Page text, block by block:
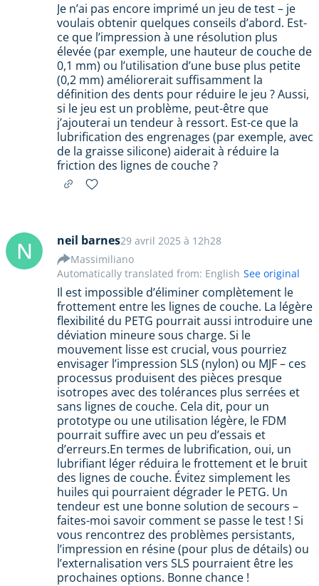
Je n’ai pas encore imprimé un jeu de test – je
voulais obtenir quelques conseils d’abord. Est-
ce que l’impression à une résolution plus
élevée (par exemple, une hauteur de couche de
0,1 mm) ou l’utilisation d’une buse plus petite
(0,2 mm) améliorerait suffisamment la
définition des dents pour réduire le jeu ? Aussi,
si le jeu est un problème, peut-être que
j’ajouterai un tendeur à ressort. Est-ce que la
lubrification des engrenages (par exemple, avec
de la graisse silicone) aiderait à réduire la
friction des lignes de couche ?
N neil barnes29 avril 2025 à 12h28
Massimiliano
Il est impossible d’éliminer complètement le
frottement entre les lignes de couche. La légère
flexibilité du PETG pourrait aussi introduire une
déviation mineure sous charge. Si le
mouvement lisse est crucial, vous pourriez
envisager l’impression SLS (nylon) ou MJF – ces
processus produisent des pièces presque
isotropes avec des tolérances plus serrées et
sans lignes de couche. Cela dit, pour un
prototype ou une utilisation légère, le FDM
pourrait suffire avec un peu d’essais et
d’erreurs.En termes de lubrification, oui, un
lubrifiant léger réduira le frottement et le bruit
des lignes de couche. Évitez simplement les
huiles qui pourraient dégrader le PETG. Un
tendeur est une bonne solution de secours –
faites-moi savoir comment se passe le test ! Si
vous rencontrez des problèmes persistants,
l’impression en résine (pour plus de détails) ou
l’externalisation vers SLS pourraient être les
prochaines options. Bonne chance !
Automatically translated from: English See original